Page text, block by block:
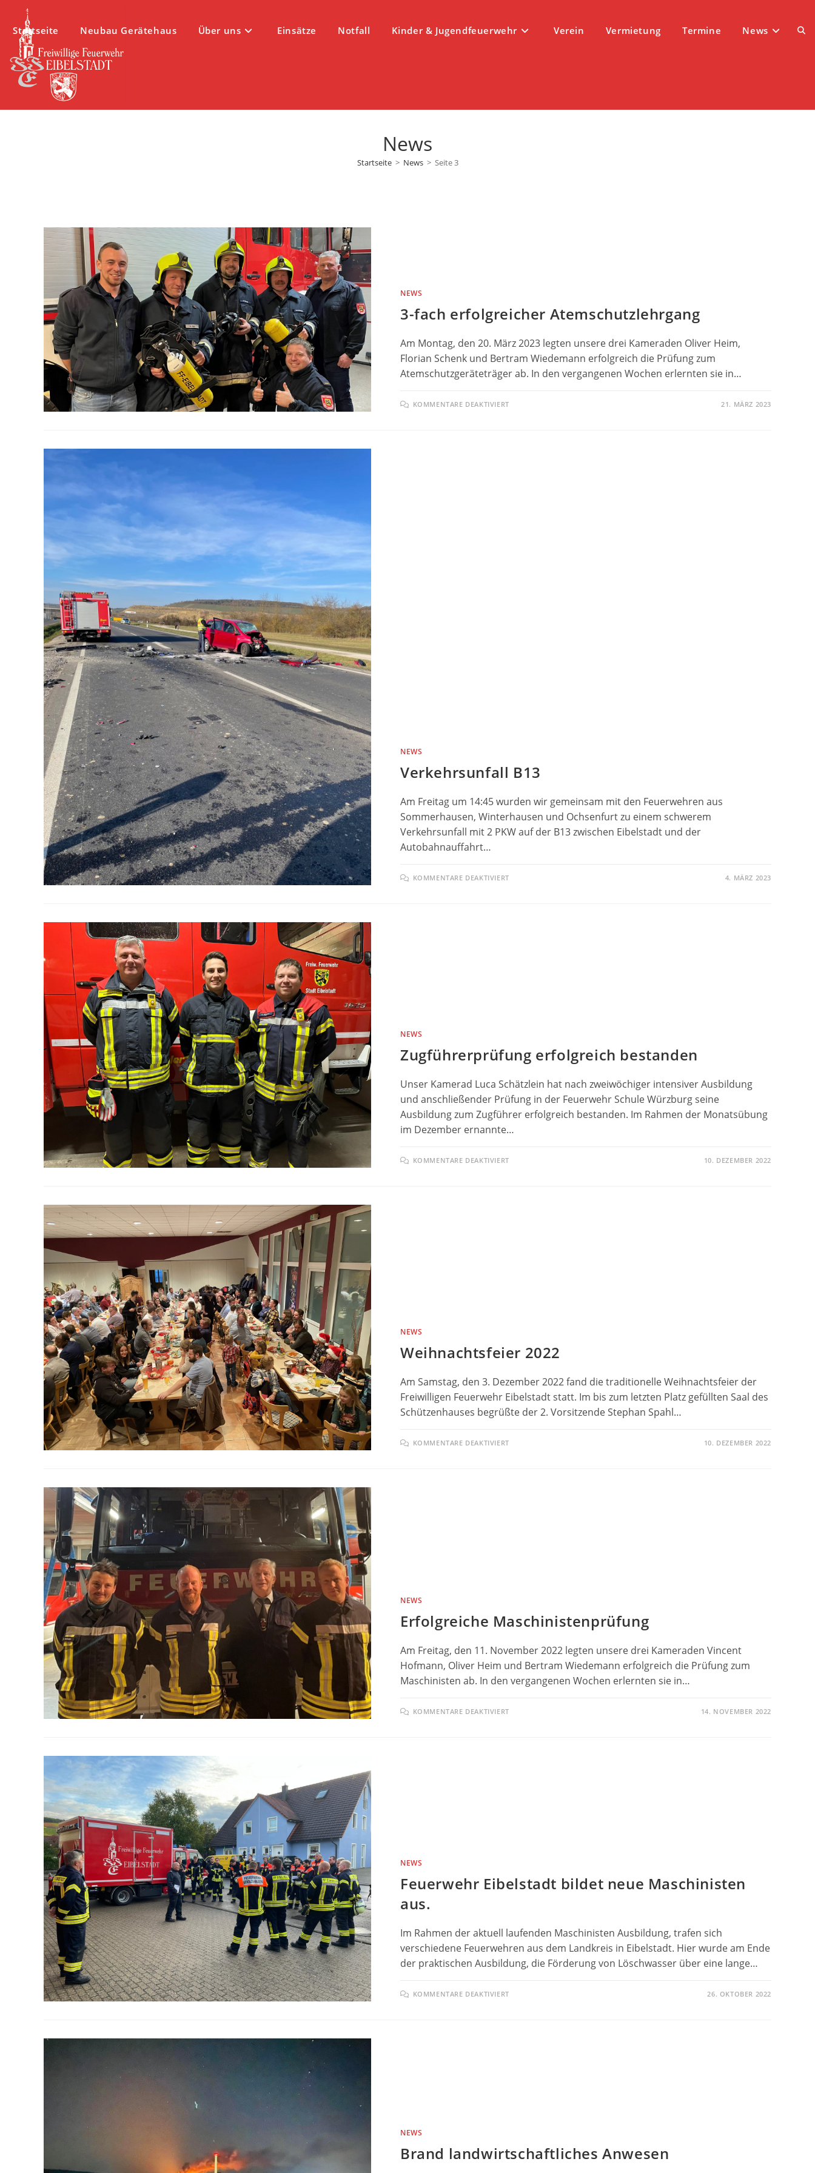
springen
Startseite Neubau Gerätehaus Über uns Einsätze Notfall Kinder & Jugendfeuerwehr Verein Vermietung Termine News
News
Startseite > News > Seite 3
NEWS
3-fach erfolgreicher Atemschutzlehrgang
Am Montag, den 20. März 2023 legten unsere drei Kameraden Oliver Heim,
Florian Schenk und Bertram Wiedemann erfolgreich die Prüfung zum
Atemschutzgeräteträger ab. In den vergangenen Wochen erlernten sie in…
KOMMENTARE DEAKTIVIERTFÜR 21. MÄRZ 2023
NEWS
Verkehrsunfall B13
Am Freitag um 14:45 wurden wir gemeinsam mit den Feuerwehren aus
Sommerhausen, Winterhausen und Ochsenfurt zu einem schwerem
Verkehrsunfall mit 2 PKW auf der B13 zwischen Eibelstadt und der
Autobahnauffahrt…
KOMMENTARE DEAKTIVIERTFÜR 4. MÄRZ 2023
NEWS
Zugführerprüfung erfolgreich bestanden
Unser Kamerad Luca Schätzlein hat nach zweiwöchiger intensiver Ausbildung
und anschließender Prüfung in der Feuerwehr Schule Würzburg seine
Ausbildung zum Zugführer erfolgreich bestanden. Im Rahmen der Monatsübung
im Dezember ernannte…
KOMMENTARE DEAKTIVIERTFÜR 10. DEZEMBER 2022
NEWS
Weihnachtsfeier 2022
Am Samstag, den 3. Dezember 2022 fand die traditionelle Weihnachtsfeier der
Freiwilligen Feuerwehr Eibelstadt statt. Im bis zum letzten Platz gefüllten Saal des
Schützenhauses begrüßte der 2. Vorsitzende Stephan Spahl…
KOMMENTARE DEAKTIVIERTFÜR 10. DEZEMBER 2022
NEWS
Erfolgreiche Maschinistenprüfung
Am Freitag, den 11. November 2022 legten unsere drei Kameraden Vincent
Hofmann, Oliver Heim und Bertram Wiedemann erfolgreich die Prüfung zum
Maschinisten ab. In den vergangenen Wochen erlernten sie in…
KOMMENTARE DEAKTIVIERTFÜR 14. NOVEMBER 2022
NEWS
Feuerwehr Eibelstadt bildet neue Maschinisten
aus.
Im Rahmen der aktuell laufenden Maschinisten Ausbildung, trafen sich
verschiedene Feuerwehren aus dem Landkreis in Eibelstadt. Hier wurde am Ende
der praktischen Ausbildung, die Förderung von Löschwasser über eine lange…
KOMMENTARE DEAKTIVIERTFÜR 26. OKTOBER 2022
NEWS
Brand landwirtschaftliches Anwesen